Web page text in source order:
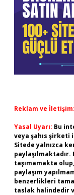
Reklam ve İletişim:
Yasal Uyarı: Bu
veya şahıs şirketi
Sitede yalnızca
taşımamakta
paylaşım
benzerlikleri
taslak halindedir